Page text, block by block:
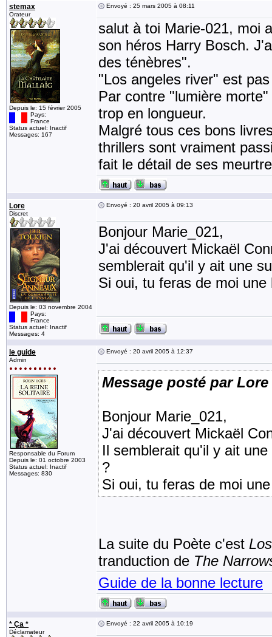
stemax
Orateur
Depuis le: 15 février 2005
Pays:
France
Status actuel: Inactif
Messages: 167
Envoyé : 25 mars 2005 à 08:11
salut à toi Marie-021, moi
son héros Harry Bosch.
des ténèbres".
"Los angeles river" est
Par contre "lumière
trop en longueur.
Malgré tous ces bons
thrillers sont vraiment
fait le détail de ses
Lore
Discret
Depuis le: 03 novembre 2004
Pays:
France
Status actuel: Inactif
Messages: 4
Envoyé : 20 avril 2005 à 09:13
Bonjour Marie_021,
J'ai découvert Mickaël
semblerait qu'il y ait une
Si oui, tu feras de moi
le guide
Admin
Responsable du Forum
Depuis le: 01 octobre 2003
Status actuel: Inactif
Messages: 830
Envoyé : 20 avril 2005 à 12:37
Message posté par Lore
Bonjour Marie_021,
J'ai découvert Mickaël
Il semblerait qu'il y ait
?
Si oui, tu feras de moi
La suite du Poète c'est
tranduction de The
Guide de la bonne lecture
* Ça *
Déclamateur
Envoyé : 22 avril 2005 à 10:19